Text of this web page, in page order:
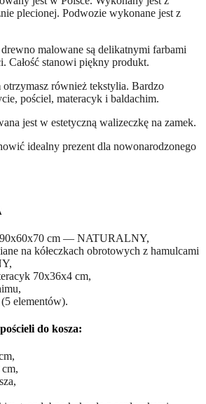
plecionej. Podwozie wykonane jest z
malowane są delikatnymi farbami
Całość stanowi piękny produkt.
również tekstylia. Bardzo
pościel, materacyk i baldachim.
jest w estetyczną walizeczkę na zamek.
idealny prezent dla nowonarodzonego
cm — NATURALNY,
na kółeczkach obrotowych z hamulcami
70x36x4 cm,
elementów).
do kosza: